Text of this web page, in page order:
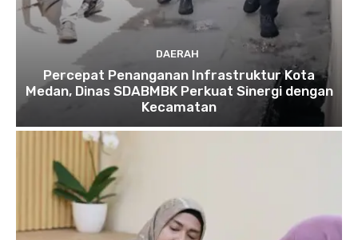
DAERAH
Percepat Penanganan Infrastruktur Kota
Medan, Dinas SDABMBK Perkuat Sinergi dengan
Kecamatan